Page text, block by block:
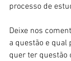
processo de
Deixe nos
a questão e qual
quer ter questão